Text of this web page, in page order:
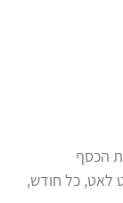
הכסף
לאט, כל חודש,